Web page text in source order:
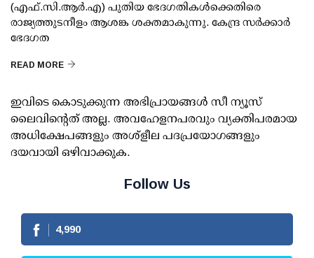
(എഫ്.സി.ആര്‍.എ) പുതിയ ഭേദഗതികള്‍ക്കെതിരെ
രാജ്യത്തുടനീളം ആശങ്ക ശക്തമാകുന്നു. കേന്ദ്ര സര്‍ക്കാര്‍
ഭേദഗത
READ MORE
ഇവിടെ കൊടുക്കുന്ന അഭിപ്രായങ്ങള്‍ സീ ന്യൂസ്
ലൈവിന്റെത് അല്ല. അവഹേളനപരവും വ്യക്തിപരമായ
അധിക്ഷേപങ്ങളും അശ്‌ളീല പദപ്രയോഗങ്ങളും
ദയവായി ഒഴിവാക്കുക.
Follow Us
4,990